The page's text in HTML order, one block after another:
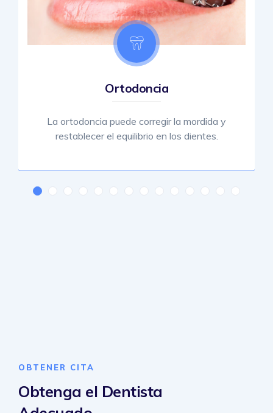
Ortodoncia
La ortodoncia puede corregir la mordida y
restablecer el equilibrio en los dientes.
OBTENER CITA
Obtenga el Dentista